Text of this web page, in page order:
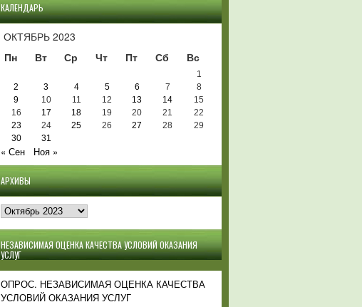
КАЛЕНДАРЬ
ОКТЯБРЬ 2023
Пн
Вт Ср Чт Пт Сб Вс
1
2
3 4 5 6 7
8
9
10 11 12 13 14
15
16
17 18 19 20 21
22
23
24 25 26 27 28
29
30
31
« Сен Ноя »
АРХИВЫ
Архивы
НЕЗАВИСИМАЯ ОЦЕНКА КАЧЕСТВА УСЛОВИЙ ОКАЗАНИЯ
УСЛУГ
ОПРОС. НЕЗАВИСИМАЯ ОЦЕНКА КАЧЕСТВА
УСЛОВИЙ ОКАЗАНИЯ УСЛУГ